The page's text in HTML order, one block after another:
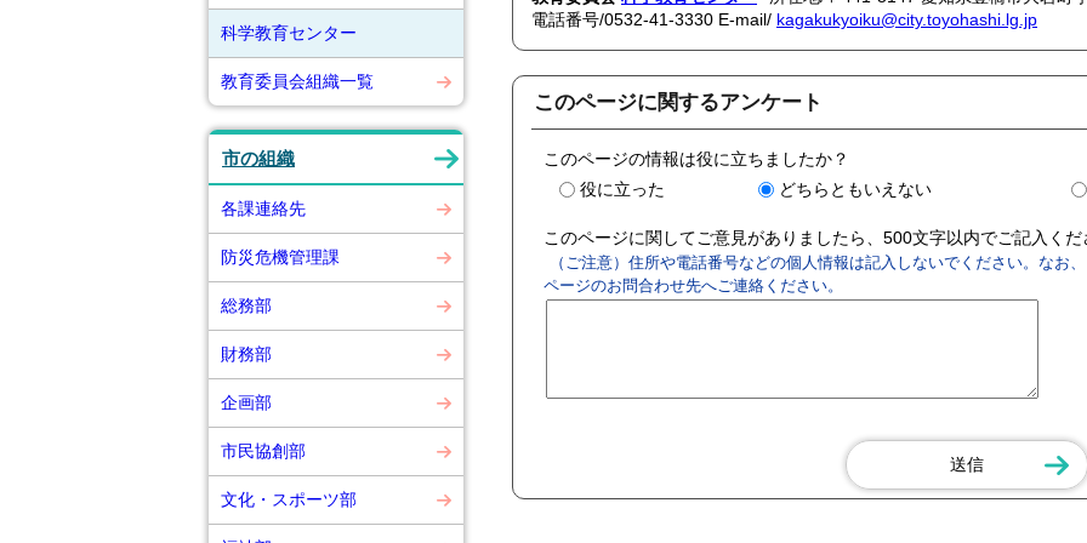
科学教育センター
教育委員会組織一覧
市の組織
各課連絡先
防災危機管理課
総務部
財務部
企画部
市民協創部
文化・スポーツ部
電話番号/0532-41-3330 E-mail/ kagakukyoiku@city.toyohashi.lg.jp
このページに関するアンケート
このページの情報は役に立ちましたか？
役に立った
どちらともいえない
このページに関してご意見がありましたら、500文字以内でご記入く
（ご注意）住所や電話番号などの個人情報は記入しないでください。なお
ページのお問合わせ先へご連絡ください。